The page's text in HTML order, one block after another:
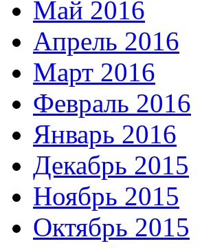
Май 2016
Апрель 2016
Март 2016
Февраль 2016
Январь 2016
Декабрь 2015
Ноябрь 2015
Октябрь 2015